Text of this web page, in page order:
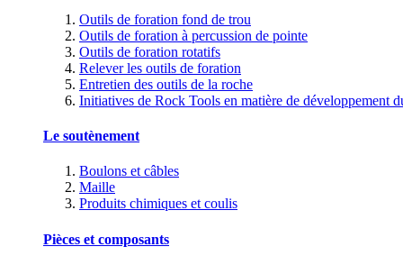
Outils de foration fond de trou
Outils de foration à percussion de pointe
Outils de foration rotatifs
Relever les outils de foration
Entretien des outils de la roche
Initiatives de Rock Tools en matière de développement
Le soutènement
Boulons et câbles
Maille
Produits chimiques et coulis
Pièces et composants